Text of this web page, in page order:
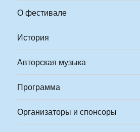
О фестивале
История
Авторская музыка
Программа
Организаторы и спонсоры